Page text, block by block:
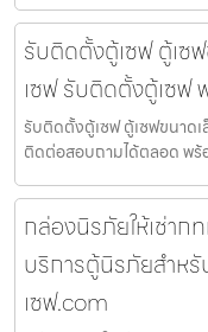
รับติดตั้งตู้เซฟ ตู้เซ
เซฟ รับติดตั้งตู้เซฟ
รับติดตั้งตู้เซฟ ตู้เซฟขนาด
ติดต่อสอบถามได้ตลอด พร้
กล่องนิรภัยให้เช่าก
บริการตู้นิรภัยสำหรั
เซฟ.com